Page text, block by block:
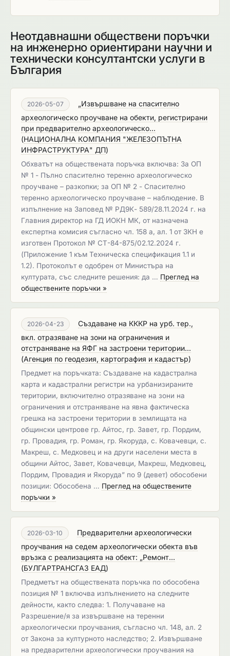
Неотдавнашни обществени поръчки
на инженерно ориентирани научни и
технически консултантски услуги в
България
2026-05-07
„Извършване на спасително
археологическо проучване на обекти, регистрирани
при предварително археологическо...
(НАЦИОНАЛНА КОМПАНИЯ "ЖЕЛЕЗОПЪТНА
ИНФРАСТРУКТУРА" ДП)
Обхватът на обществената поръчка включва: За ОП
№ 1 - Пълно спасително теренно археологическо
проучване – разкопки; за ОП № 2 - Спасително
теренно археологическо проучване – наблюдение. В
изпълнение на Заповед № РД9К- 589/28.11.2024 г. на
Главния директор на ГД ИОКН МК, от назначена
експертна комисия съгласно чл. 158 а, ал. 1 от ЗКН е
изготвен Протокол № СТ-84-875/02.12.2024 г.
(Приложение 1 към Техническа спецификация 1.1 и
1.2). Протоколът е одобрен от Министъра на
културата, със следните решения: да … Преглед на
обществените поръчки »
2026-04-23
Създаване на КККР на урб. тер.,
вкл. отразяване на зони на ограничения и
отстраняване на ЯФГ на застроени територии...
(Агенция по геодезия, картография и кадастър)
Предмет на поръчката: Създаване на кадастрална
карта и кадастрални регистри на урбанизираните
територии, включително отразяване на зони на
ограничения и отстраняване на явна фактическа
грешка на застроени територии в землищата на
общински центрове гр. Айтос, гр. Завет, гр. Пордим,
гр. Провадия, гр. Роман, гр. Якоруда, с. Ковачевци, с.
Макреш, с. Медковец и на други населени места в
общини Айтос, Завет, Ковачевци, Макреш, Медковец,
Пордим, Провадия и Якоруда” по 9 (девет) обособени
позиции: Обособена … Преглед на обществените
поръчки »
2026-03-10
Предварителни археологически
проучвания на седем археологически обекта във
връзка с реализацията на обект: „Ремонт...
(БУЛГАРТРАНСГАЗ ЕАД)
Предметът на обществената поръчка по обособена
позиция № 1 включва изпълнението на следните
дейности, както следва: 1. Получаване на
Разрешение/я за извършване на теренни
археологически проучвания, съгласно чл. 148, ал. 2
от Закона за културното наследство; 2. Извършване
на предварителни археологически проучвания на